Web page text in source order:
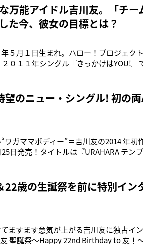
万能アイドル吉川友。「チー
た今、彼女の目標とは？
５月１日生まれ。ハロー！プロジェク
０１１年シングル『きっかけはYOU!』
！Qライブへの意気込みをお願いします
望のニュー・シングル! 初の
ワガママボディー”＝吉川友の2014 年初
日発売！タイトルは『URAHARA テン
ら特別コメントが届きました！＜吉川
歳の生誕祭を前に特別イン
ますます意気が上がる吉川友に独占イ
聖誕祭～Happy 22nd Birthday to 友！